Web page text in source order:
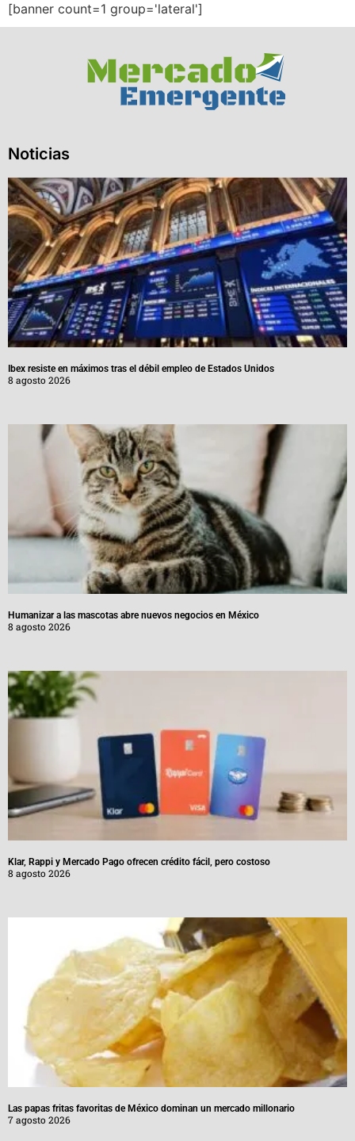
[banner count=1 group='lateral']
Noticias
Ibex resiste en máximos tras el débil empleo de Estados Unidos
8 agosto 2026
Humanizar a las mascotas abre nuevos negocios en México
8 agosto 2026
Klar, Rappi y Mercado Pago ofrecen crédito fácil, pero costoso
8 agosto 2026
Las papas fritas favoritas de México dominan un mercado millonario
7 agosto 2026